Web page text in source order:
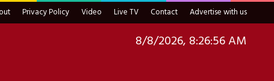
Privacy Policy Video Live TV Contact Advertise with us
8/8/2026, 8:26:57 AM